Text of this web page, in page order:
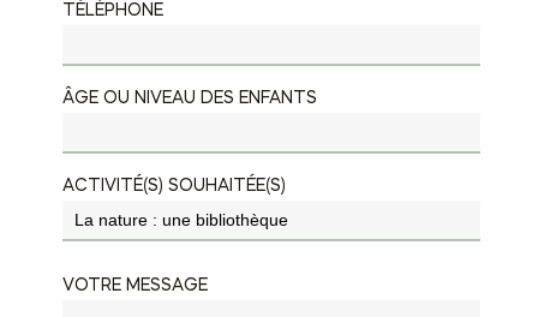
TÉLÉPHONE
ÂGE OU NIVEAU DES ENFANTS
ACTIVITÉ(S) SOUHAITÉE(S)
VOTRE MESSAGE